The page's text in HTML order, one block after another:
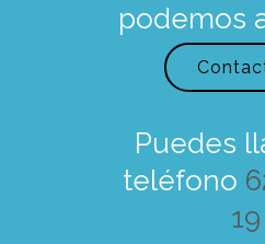
podemos
Puedes
teléfono
19